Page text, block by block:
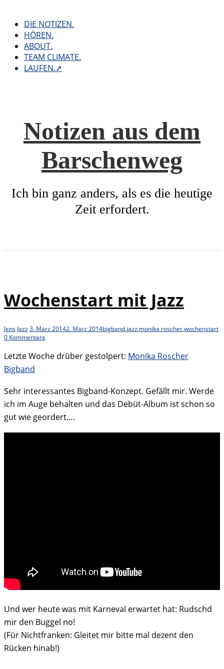
contentDIE NOTIZEN.
HÖREN.
ABOUT.
TEAM CLIMATE.
LAUFEN.➚
Notizen aus dem
Barschenweg
Ich bin ganz anders, als es die heutige
Zeit erfordert.
Wochenstart mit Jazz
JensJazz3. März 20142. März 2014bigband,jazz,monika roscher,wochenstart
0 Kommentare
Letzte Woche drüber gestolpert: Monika Roscher
Bigband
Sehr interessantes Bigband-Konzept. Gefällt mir. Werde
ich im Auge behalten und das Debüt-Album ist schon so
gut wie geordert….
Und wer heute was mit Karneval erwartet hat: Rudschd
mir den Buggel no!
(Für Nichtfranken: Gleitet mir bitte mal dezent den
Rücken hinab!)